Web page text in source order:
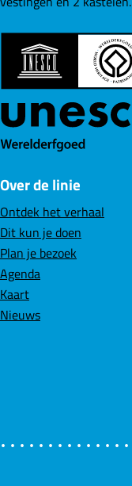
n
a
o
p
F
a
e
b
o
o
k
n
p
L
i
k
d
I
n
n
a
o
p
W
A
Over de linie
Ontdek het verhaal
Dit kun je doen
Plan je bezoek
Agenda
Kaart
Nieuws